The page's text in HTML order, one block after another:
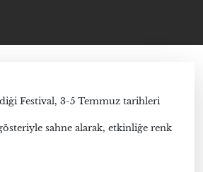
Festival, 3-5 Temmuz tarihleri
sahne alarak, etkinliğe renk